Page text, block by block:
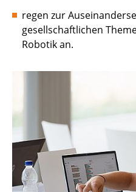
regen zur
gesellschaftlichen
Robotik an.